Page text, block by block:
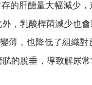
肝醣量大幅減少
，乳酸桿菌減少也
薄，也降低了組織
的脫垂，導致解尿